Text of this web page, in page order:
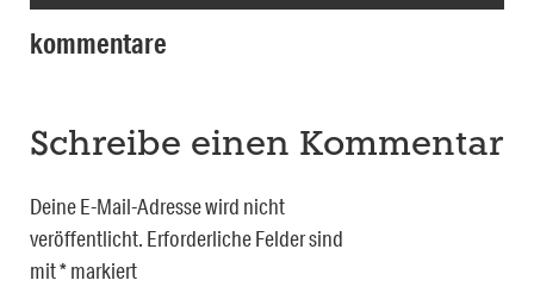
kommentare
Schreibe einen Kommentar
Deine E-Mail-Adresse wird nicht
veröffentlicht. Erforderliche Felder sind
mit*markiert